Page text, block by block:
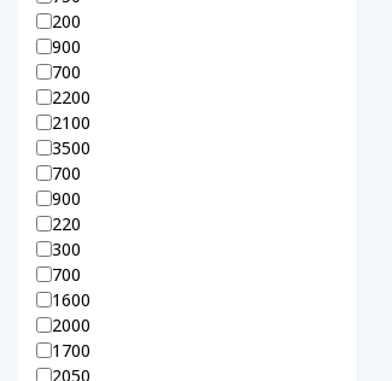
200
900
700
2200
2100
3500
700
900
220
300
700
1600
2000
1700
2050